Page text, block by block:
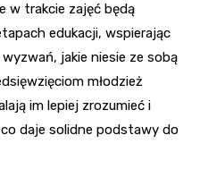
w trakcie zajęć będą
edukacji, wspierając
jakie niesie ze sobą
młodzież
im lepiej zrozumieć i
daje solidne podstawy do